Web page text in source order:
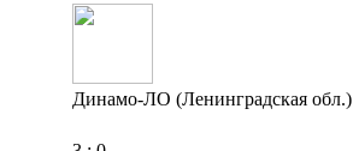
Динамо-ЛО (Ленинградская обл.)